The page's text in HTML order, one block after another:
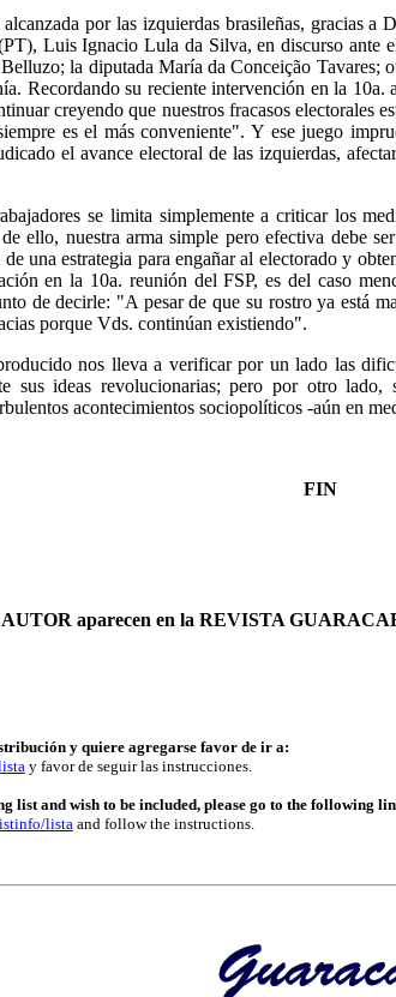
por las izquierdas brasileñas, gracias
Luis Ignacio Lula da Silva, en discurso
la diputada María da Conceição
Recordando su reciente intervención en la
creyendo que nuestros fracasos electorales
es el más conveniente". Y ese juego
el avance electoral de las izquierdas,
se limita simplemente a criticar los
ello, nuestra arma simple pero efectiva debe
una estrategia para engañar al electorado y
en la 10a. reunión del FSP, es del caso
de decirle: "A pesar de que su rostro ya está
porque Vds. continúan existiendo".
nos lleva a verificar por un lado las
sus ideas revolucionarias; pero por otro
acontecimientos sociopolíticos -aún en
FIN
AUTOR aparecen en la REVISTA
y quiere agregarse favor de ir a:
y favor de seguir las instrucciones.
list and wish to be included, please go to the following
listaand follow the instructions.